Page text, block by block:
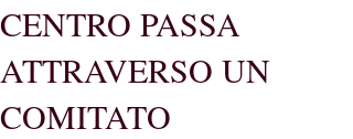
CENTRO PASSA
ATTRAVERSO UN
COMITATO